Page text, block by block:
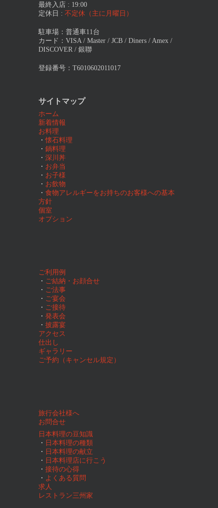
最終入店 : 19:00
定休日 : 不定休（主に月曜日）
駐車場：普通車11台
カード：VISA / Master / JCB / Diners / Amex /
DISCOVER / 銀聯
登録番号：T6010602011017
サイトマップ
ホーム
新着情報
お料理
・懐石料理
・ 鍋料理
・ 深川丼
・ お弁当
・ お子様
・ お飲物
・ 食物アレルギーをお持ちのお客様への基本
方針
個室
オプション
ご利用例
・ ご結納・お顔合せ
・ ご法事
・ ご宴会
・ ご接待
・ 発表会
・ 披露宴
アクセス
仕出し
ギャラリー
ご予約（キャンセル規定）
旅行会社様へ
お問合せ
日本料理の豆知識
・ 日本料理の種類
・ 日本料理の献立
・ 日本料理店に行こう
・ 接待の心得
・ よくある質問
求人
レストラン三州家